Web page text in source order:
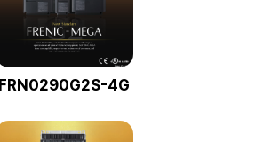
FRN0290G2S-4G